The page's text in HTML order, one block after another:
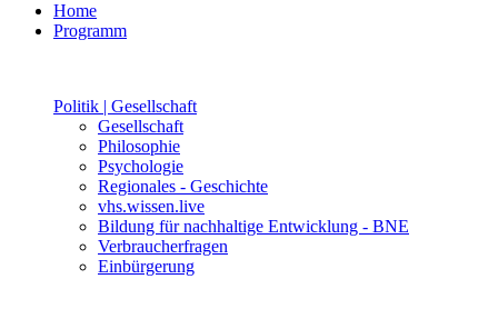
Home
Programm
Politik | Gesellschaft
Gesellschaft
Philosophie
Psychologie
Regionales - Geschichte
vhs.wissen.live
Bildung für nachhaltige Entwicklung - BNE
Verbraucherfragen
Einbürgerung